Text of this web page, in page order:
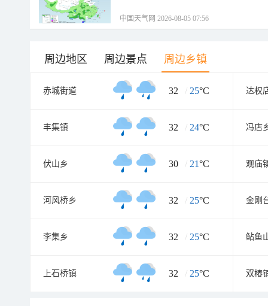
中国天气网 2026-08-05 07:56
周边地区 周边景点 周边乡镇
赤城街道 32 / 25°C 达权
丰集镇 32 / 24°C 冯店
伏山乡 30 / 21°C 观庙
河风桥乡 32 / 25°C 金刚
李集乡 32 / 25°C 鲇鱼
上石桥镇 32 / 25°C 双椿